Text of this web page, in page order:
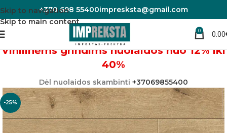
Skip to navigation
Skip to main content
+370 698 55400impresksta@gmail.com
0 0.00
Pradžia Vinilinės grindys
Vinilinėms grindims nuolaidos nuo 12% iki
40%
Dėl nuolaidos skambinti +37069855400
-25%